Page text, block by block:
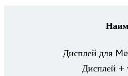
Дис­плей для Meizu
Дис­плей +